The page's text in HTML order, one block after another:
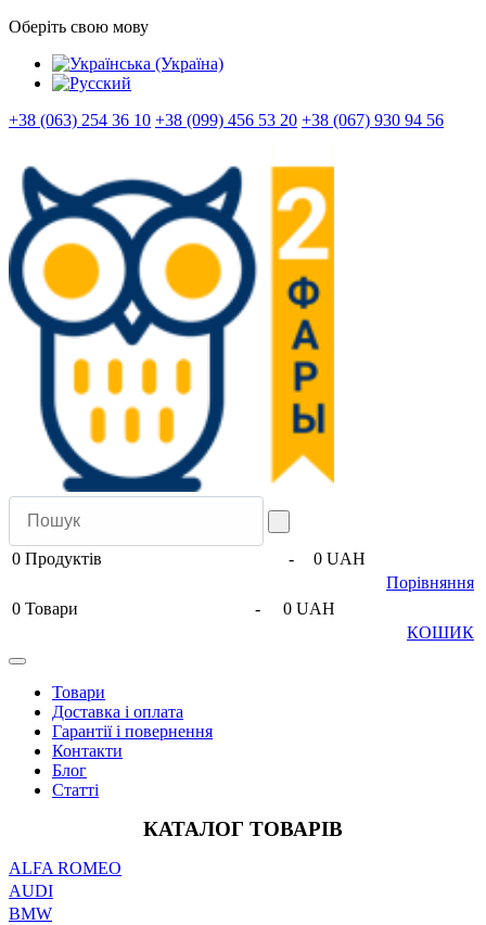
Оберіть свою мову
+38 (063) 254 36 10 +38 (099) 456 53 20 +38 (067) 930 94 56
0 Продуктів -
0 UAH
Порівняння
0 Товари -
0 UAH
КОШИК
Товари
Доставка і оплата
Гарантії і повернення
Контакти
Блог
Статті
КАТАЛОГ ТОВАРІВ
ALFA ROMEO
AUDI
BMW